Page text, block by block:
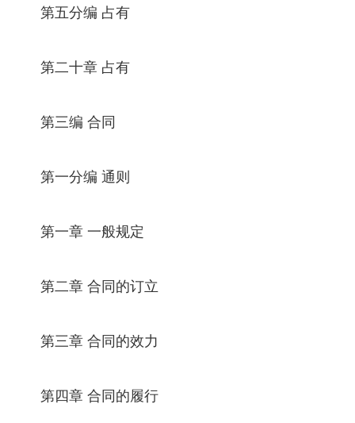
第五分编 占有
第二十章 占有
第三编 合同
第一分编 通则
第一章 一般规定
第二章 合同的订立
第三章 合同的效力
第四章 合同的履行